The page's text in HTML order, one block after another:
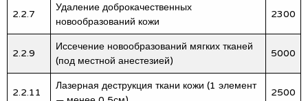
2.2.7
Удаление доброкачественных
новообразований кожи
2300
2.2.9
Иссечение новообразований мягких тканей
(под местной анестезией)
5000
2.2.11
Лазерная деструкция ткани кожи (1 элемент
2500